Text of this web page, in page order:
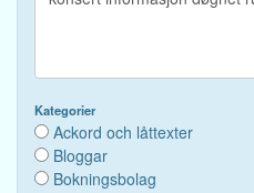
Kategorier
Ackord och låttexter
Bloggar
Bokningsbolag